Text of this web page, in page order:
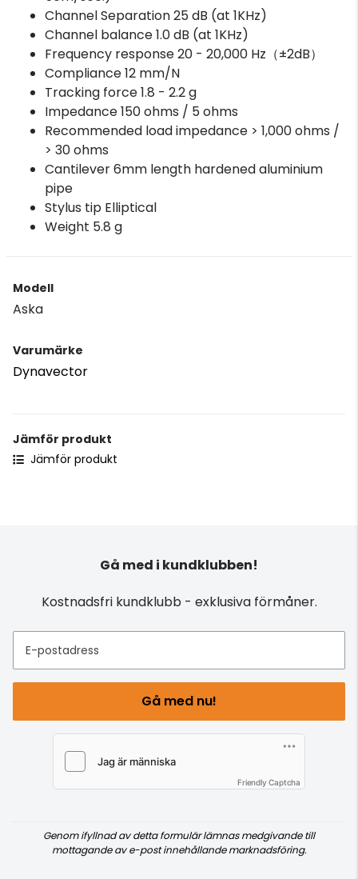
Channel Separation 25 dB (at 1KHz)
Channel balance 1.0 dB (at 1KHz)
Frequency response 20 - 20,000 Hz（±2dB）
Compliance 12 mm/N
Tracking force 1.8 - 2.2 g
Impedance 150 ohms / 5 ohms
Recommended load impedance > 1,000 ohms /
> 30 ohms
Cantilever 6mm length hardened aluminium
pipe
Stylus tip Elliptical
Weight 5.8 g
Modell
Aska
Varumärke
Dynavector
Jämför produkt
Jämför produkt
Gå med i kundklubben!
Kostnadsfri kundklubb - exklusiva förmåner.
E-postadress
Gå med nu!
Friendly Captcha
Genom ifyllnad av detta formulär lämnas medgivande till
mottagande av e-post innehållande marknadsföring.